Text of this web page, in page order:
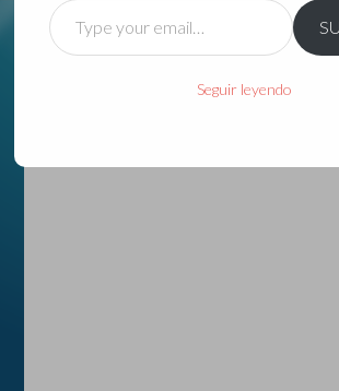
Type
your
Seguir leyendo